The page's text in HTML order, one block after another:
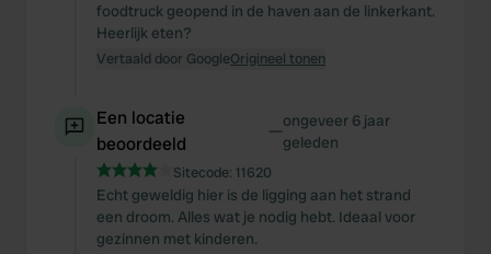
foodtruck geopend in de haven aan de linkerkant.
Heerlijk eten?
Vertaald door GoogleOrigineel tonen
Een locatie
beoordeeld
—ongeveer 6 jaar
geleden
Sitecode: 11620
Echt geweldig hier is de ligging aan het strand
een droom. Alles wat je nodig hebt. Ideaal voor
gezinnen met kinderen.